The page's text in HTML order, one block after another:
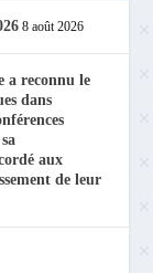
8 août 2026
a reconnu le
dans
aux
de leur